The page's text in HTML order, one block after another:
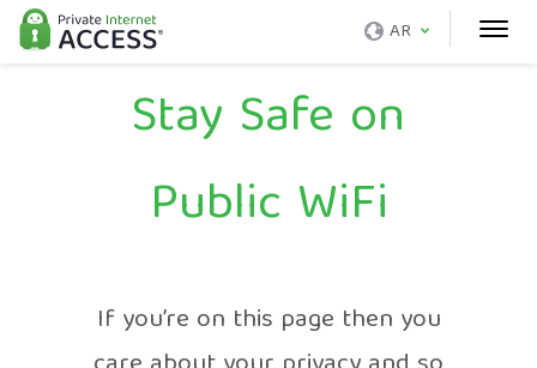
AR
Stay Safe on
Public WiFi
If you’re on this page then you